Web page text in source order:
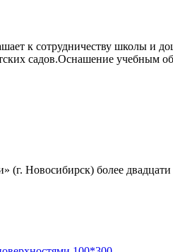
к сотрудничеству школы и
садов.Оснашение учебным
Новосибирск) более двадцати